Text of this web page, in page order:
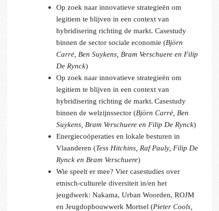
Op zoek naar innovatieve strategieën om
legitiem te blijven in een context van
hybridisering richting de markt. Casestudy
binnen de sector sociale economie (Björn
Carré, Ben Suykens, Bram Verschuere en Filip
De Rynck)
Op zoek naar innovatieve strategieën om
legitiem te blijven in een context van
hybridisering richting de markt. Casestudy
binnen de welzijnssector (Björn Carré, Ben
Suykens, Bram Verschuere en Filip De Rynck)
Energiecoöperaties en lokale besturen in
Vlaanderen (Tess Hitchins, Raf Pauly, Filip De
Rynck en Bram Verschuere)
Wie speelt er mee? Vier casestudies over
etnisch-culturele diversiteit in/en het
jeugdwerk: Nakama, Urban Woorden, ROJM
en Jeugdopbouwwerk Mortsel (Pieter Cools,